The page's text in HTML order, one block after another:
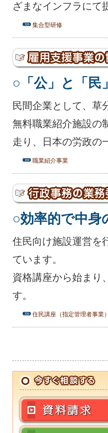
ざまなインフラにて
集合型研修
○「公」と「民
民間企業として、草
無料職業紹介施設の
走り、日本の労政の
職業紹介事業
○効率的で中身
住民向け施設運営を
ています。
資格講座から始まり
す。
住民講座（指定管理者事業）